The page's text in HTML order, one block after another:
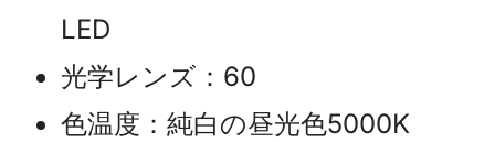
LED
光学レンズ：60
色温度：純白の昼光色5000K